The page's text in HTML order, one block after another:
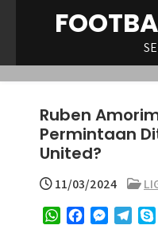
Ruben
Permintaan
United?
11/03/2024
W